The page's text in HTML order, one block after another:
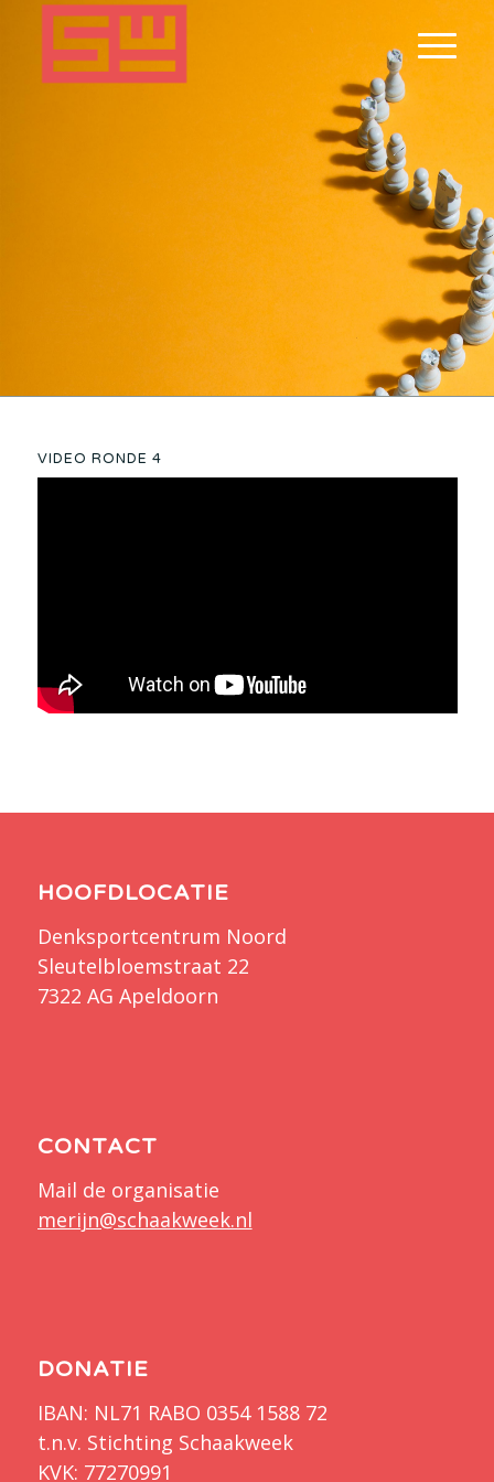
VIDEO RONDE 4
HOOFDLOCATIE
Denksportcentrum Noord
Sleutelbloemstraat 22
7322 AG Apeldoorn
CONTACT
Mail de organisatie
merijn@schaakweek.nl
DONATIE
IBAN: NL71 RABO 0354 1588 72
t.n.v. Stichting Schaakweek
KVK: 77270991